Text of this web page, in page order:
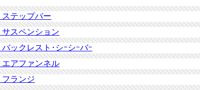
ステップバー
サスペンション
バックレスト･シｰシｰバｰ
エアファンネル
フランジ